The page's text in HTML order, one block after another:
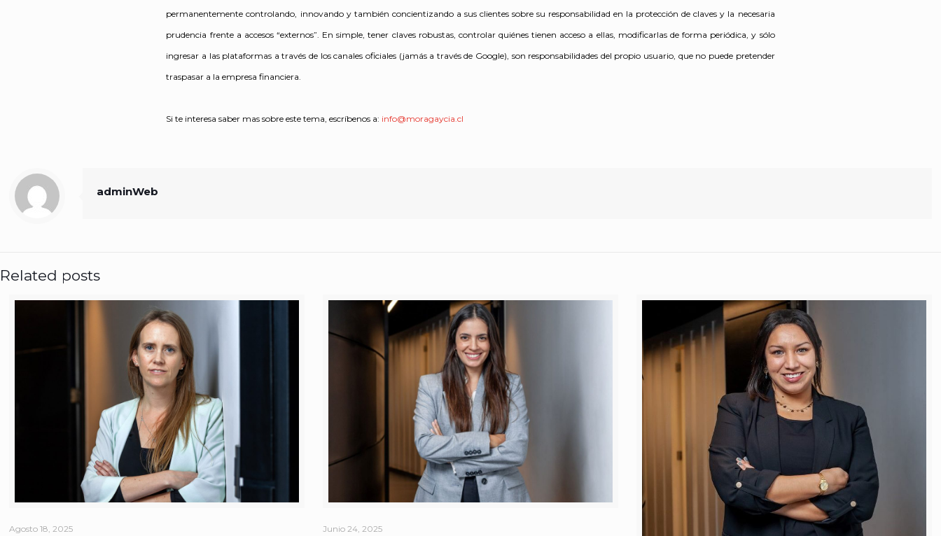
permanentemente controlando, innovando y también concientizando a sus clientes sobre su responsabilidad en la protección de claves y la necesaria
prudencia frente a accesos “externos”. En simple, tener claves robustas, controlar quiénes tienen acceso a ellas, modificarlas de forma periódica, y sólo
ingresar a las plataformas a través de los canales oficiales (jamás a través de Google), son responsabilidades del propio usuario, que no puede pretender
traspasar a la empresa financiera.
Si te interesa saber mas sobre este tema, escríbenos a: info@moragaycia.cl
adminWeb
Related posts
Agosto 18, 2025 Junio 24, 2025